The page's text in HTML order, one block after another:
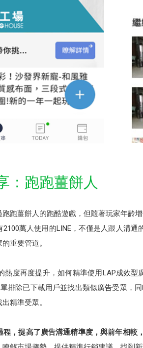
：跑跑薑餅人
跑薑餅人的跑酷遊戲，但隨著玩家年齡
萬人使用的LINE，不僅是人跟人溝
重要管道。
度再度提升，如何精準使用LAP成效型
排除已下載用戶並找出類似廣告受眾，
精準受眾。
，提高了廣告溝通精準度，與前年相較